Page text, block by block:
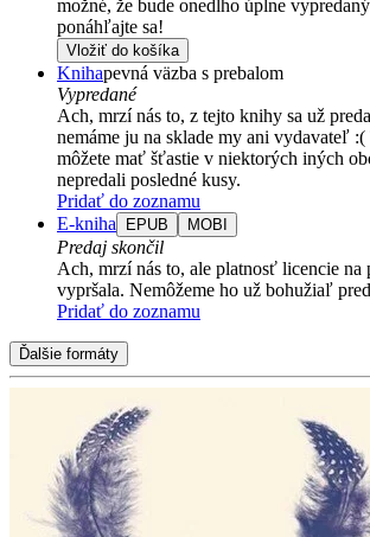
možné, že bude onedlho úplne
ponáhľajte sa!
Vložiť do košíka
Knihapevná väzba s prebalom
Vypredané
Ach, mrzí nás to, z tejto knihy sa už
nemáme ju na sklade my ani vydavateľ
môžete mať šťastie v niektorých iných
nepredali posledné kusy.
Pridať do zoznamu
E-kniha
EPUB MOBI
Predaj skončil
Ach, mrzí nás to, ale platnosť licencie na
vypršala. Nemôžeme ho už bohužiaľ
Pridať do zoznamu
Ďalšie formáty